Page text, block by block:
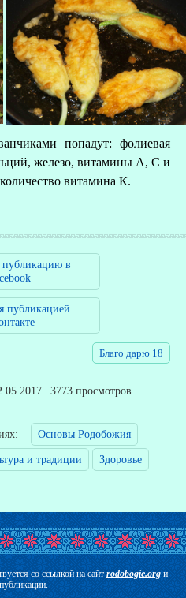
попадут: фолиевая
железо, витамины А, С и
витамина К.
публикацию в
публикацией
Благо дарю 18
| 3773 просмотров
Основы Родобожия
и традиции Здоровье
со ссылкой на сайт rodobogie.org и